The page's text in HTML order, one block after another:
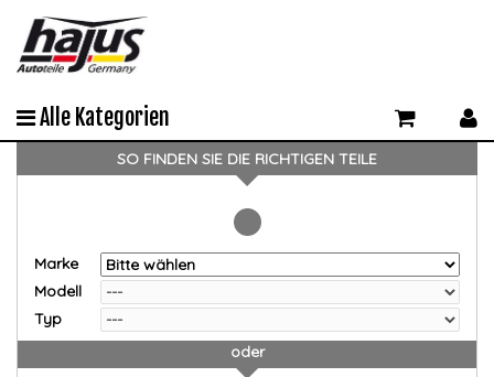
Alle Kategorien
SO FINDEN SIE DIE RICHTIGEN TEILE
Marke
Modell
Typ
oder